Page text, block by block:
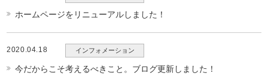
ホームページをリニューアルしました！
2020.04.18 インフォメーション
今だからこそ考えるべきこと。ブログ更新しました！